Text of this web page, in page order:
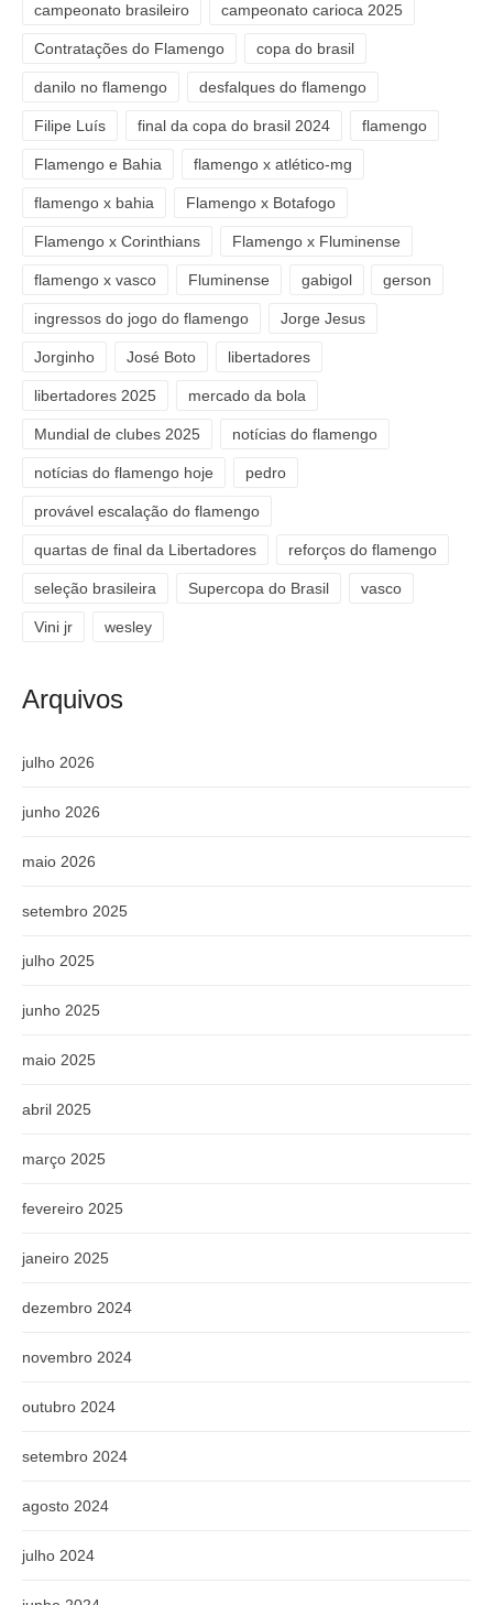
campeonato brasileiro campeonato carioca 2025
Contratações do Flamengo copa do brasil
danilo no flamengo desfalques do flamengo
Filipe Luís final da copa do brasil 2024 flamengo
Flamengo e Bahia flamengo x atlético-mg
flamengo x bahia Flamengo x Botafogo
Flamengo x Corinthians Flamengo x Fluminense
flamengo x vasco Fluminense gabigol gerson
ingressos do jogo do flamengo Jorge Jesus
Jorginho José Boto libertadores
libertadores 2025 mercado da bola
Mundial de clubes 2025 notícias do flamengo
notícias do flamengo hoje pedro
provável escalação do flamengo
quartas de final da Libertadores reforços do flamengo
seleção brasileira Supercopa do Brasil vasco
Vini jr wesley
Arquivos
julho 2026
junho 2026
maio 2026
setembro 2025
julho 2025
junho 2025
maio 2025
abril 2025
março 2025
fevereiro 2025
janeiro 2025
dezembro 2024
novembro 2024
outubro 2024
setembro 2024
agosto 2024
julho 2024